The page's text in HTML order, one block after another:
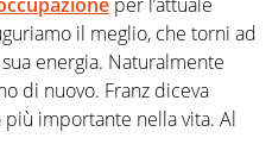
il meglio, che torni ad
energia. Naturalmente
di nuovo. Franz diceva
importante nella vita. Al